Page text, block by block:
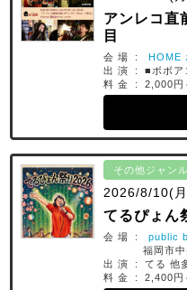
アンレコ直
目
会 場 : HOME
出 演 : ■ボボア
料 金 : 2,000円
その他ジャンル
2026/8/10(
てるぴょん
会 場 : public
福岡市
出 演 : てる 他
料 金 : 2,400円